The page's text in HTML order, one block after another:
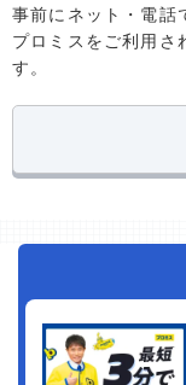
事前にネット・電話
プロミスをご利用さ
す。